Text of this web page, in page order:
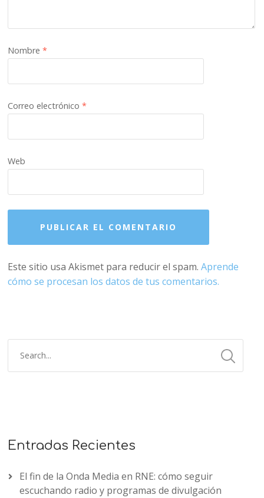
Nombre*
Correo electrónico*
Web
Este sitio usa Akismet para reducir el spam.Aprende
cómo se procesan los datos de tus comentarios.
Entradas Recientes
El fin de la Onda Media en RNE: cómo seguir
escuchando radio y programas de divulgación